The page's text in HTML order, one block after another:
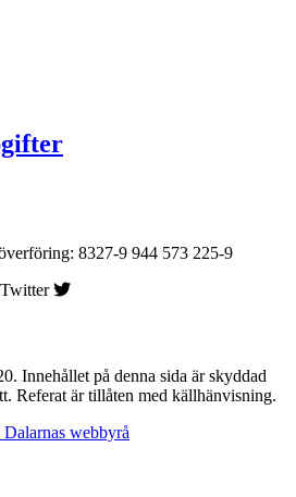
8327-9 944 573 225-9
Twitter
Innehållet på denna sida är skyddad
Referat är tillåten med källhänvisning.
webbyrå